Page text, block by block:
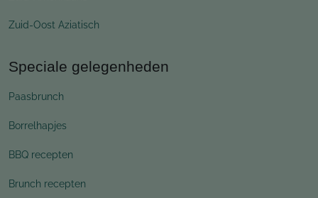
Zuid-Oost Aziatisch
Speciale gelegenheden
Paasbrunch
Borrelhapjes
BBQ recepten
Brunch recepten